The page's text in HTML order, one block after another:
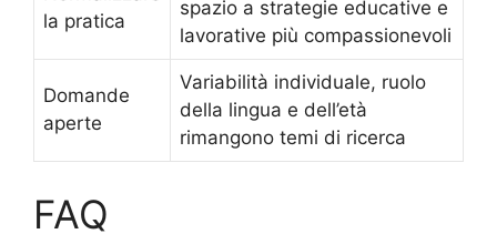
la pratica
spazio a strategie educative e
lavorative più compassionevoli
Domande
aperte
Variabilità individuale, ruolo
della lingua e dell’età
rimangono temi di ricerca
FAQ